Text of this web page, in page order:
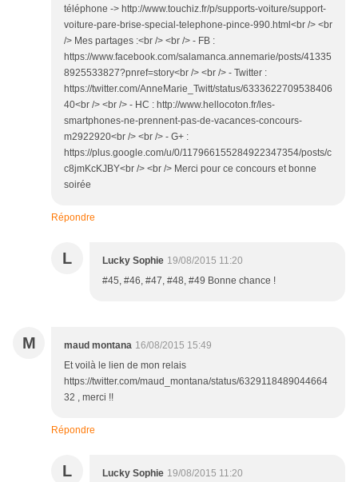
téléphone -> http://www.touchiz.fr/p/supports-voiture/support-
voiture-pare-brise-special-telephone-pince-990.html<br /> <br
/> Mes partages :<br /> <br /> - FB :
https://www.facebook.com/salamanca.annemarie/posts/41335
8925533827?pnref=story<br /> <br /> - Twitter :
https://twitter.com/AnneMarie_Twitt/status/6333622709538406
40<br /> <br /> - HC : http://www.hellocoton.fr/les-
smartphones-ne-prennent-pas-de-vacances-concours-
m2922920<br /> <br /> - G+ :
https://plus.google.com/u/0/117966155284922347354/posts/c
c8jmKcKJBY<br /> <br /> Merci pour ce concours et bonne
soirée
Répondre
L Lucky Sophie 19/08/2015 11:20
#45, #46, #47, #48, #49 Bonne chance !
M maud montana 16/08/2015 15:49
Et voilà le lien de mon relais
https://twitter.com/maud_montana/status/6329118489044664
32 , merci !!
Répondre
L Lucky Sophie 19/08/2015 11:20